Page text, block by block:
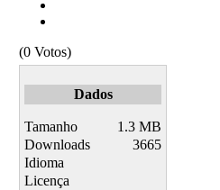
(0 Votos)
Dados
Tamanho
1.3 MB
Downloads
3665
Idioma
Licença